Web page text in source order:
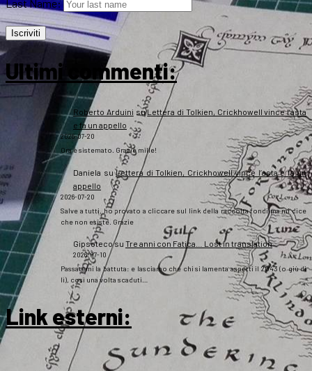
Last Name:
Ultimi commenti:
Roberto Arduini suLettera di Tolkien, Crickhowell vince l’asta
e fa un appello
2026-07-20
Ora è sistemato. Grazie mille!
Daniela suLettera di Tolkien, Crickhowell vince l’asta e fa un
appello
2026-07-20
Salve a tutti, ho provato a cliccare sul link della raccolta fondi ma mi dice
che non esiste. Grazie
Gipsotecosu Tre anni con Fatica… Lost in translation
2026-07-10
Passatemi la battuta: e lasciamo che chi si lamenta aspetti il 2043 (o giù di
lì), così una volta scaduti…
Link esterni: